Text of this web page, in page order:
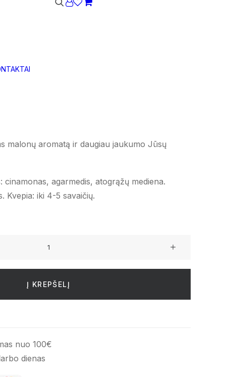
malonų aromatą ir daugiau jaukumo Jūsų
cinamonas, agarmedis, atogrąžų mediena.
Kvepia: iki 4-5 savaičių.
Į KREPŠELĮ
nuo 100€
dienas